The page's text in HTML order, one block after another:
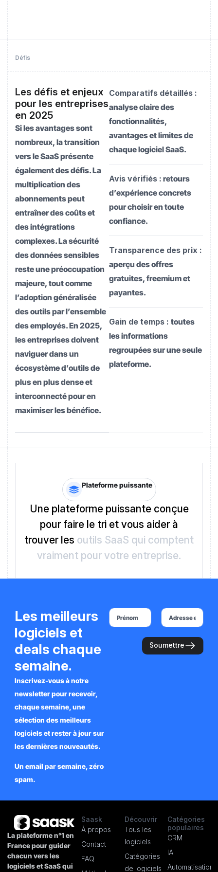
Défis
Les défis et enjeux
pour les entreprises
en 2025
Si les avantages sont
nombreux, la transition
vers le SaaS présente
également des défis. La
multiplication des
abonnements peut
entraîner des coûts et
des intégrations
complexes. La sécurité
des données sensibles
reste une préoccupation
majeure, tout comme
l’adoption généralisée
des outils par l’ensemble
des employés. En 2025,
les entreprises doivent
naviguer dans un
écosystème d’outils de
plus en plus dense et
interconnecté pour en
maximiser les bénéfice.
Comparatifs détaillés :
analyse claire des
fonctionnalités,
avantages et limites de
chaque logiciel SaaS.
Avis vérifiés : retours
d’expérience concrets
pour choisir en toute
confiance.
Transparence des prix :
aperçu des offres
gratuites, freemium et
payantes.
Gain de temps : toutes
les informations
regroupées sur une seule
plateforme.
Plateforme puissante
Une plateforme puissante conçue
pour faire le tri et vous aider à
trouver les outils SaaS qui comptent
vraiment pour votre entreprise.
Les meilleurs
logiciels et
deals chaque
semaine.
Inscrivez-vous à notre
newsletter pour recevoir,
chaque semaine, une
sélection des meilleurs
logiciels et rester à jour sur
les dernières nouveautés.
Un email par semaine, zéro
spam.
Soumettre
La plateforme n°1 en
France pour guider
chacun vers les
logiciels et SaaS qui
Saask
À propos
Contact
FAQ
Découvrir
Tous les
logiciels
Catégories
de logiciels
Catégories
populaires
CRM
IA
Automatisation